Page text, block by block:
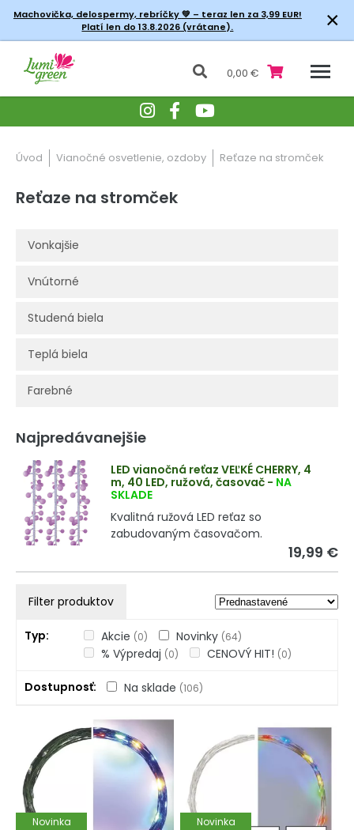
Machovička, delospermy, rebríčky💚 – teraz len za 3,99 EUR!
Platí len do 13.8.2026 (vrátane).
×
0,00 €
Úvod Vianočné osvetlenie, ozdoby Reťaze na stromček
Reťaze na stromček
Vonkajšie
Vnútorné
Studená biela
Teplá biela
Farebné
Najpredávanejšie
LED vianočná reťaz VEĽKÉ CHERRY, 4
m, 40 LED, ružová, časovač - NA
SKLADE
Kvalitná ružová LED reťaz so
zabudovaným časovačom.
19,99 €
Filter produktov
Typ Akcie (0) Novinky (64)
% Výpredaj (0) CENOVÝ HIT! (0)
Dostupnosť Na sklade (106)
Novinka Novinka